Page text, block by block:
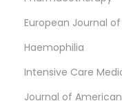
European Journal
Haemophilia
Intensive Care
Journal of